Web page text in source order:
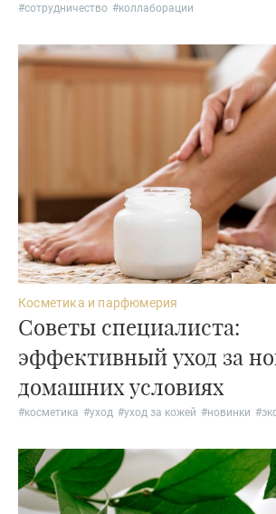
#сотрудничество #коллаборации
Косметика и парфюмерия
Советы специалиста:
эффективный уход за
домашних условиях
#косметика #уход #уход за кожей #новинки #